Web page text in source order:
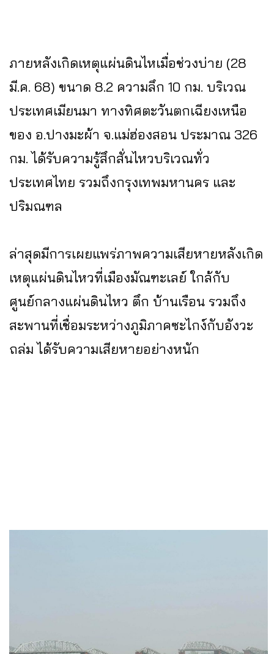
ภายหลังเกิดเหตุแผ่นดินไหเมื่อช่วงบ่าย (28
มี.ค. 68) ขนาด 8.2 ความลึก 10 กม. บริเวณ
ประเทศเมียนมา ทางทิศตะวันตกเฉียงเหนือ
ของ อ.ปางมะผ้า จ.แม่ฮ่องสอน ประมาณ 326
กม. ได้รับความรู้สึกสั่นไหวบริเวณทั่ว
ประเทศไทย รวมถึงกรุงเทพมหานคร และ
ปริมณฑล
ล่าสุดมีการเผยแพร่ภาพความเสียหายหลังเกิด
เหตุแผ่นดินไหวที่เมืองมัณฑะเลย์ ใกล้กับ
ศูนย์กลางแผ่นดินไหว ตึก บ้านเรือน รวมถึง
สะพานที่เชื่อมระหว่างภูมิภาคซะไกง์กับอังวะ
ถล่ม ได้รับความเสียหายอย่างหนัก